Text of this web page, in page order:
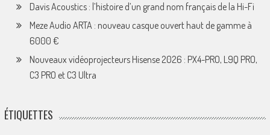
Davis Acoustics : l’histoire d’un grand nom français de la Hi-Fi
Meze Audio ARTA : nouveau casque ouvert haut de gamme à
6000 €
Nouveaux vidéoprojecteurs Hisense 2026 : PX4-PRO, L9Q PRO,
C3 PRO et C3 Ultra
ÉTIQUETTES